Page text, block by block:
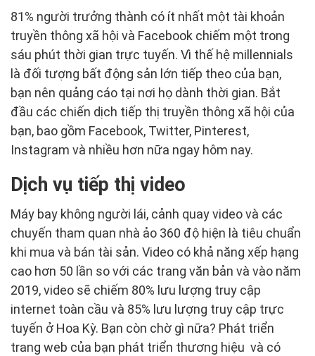
81% người trưởng thành có ít nhất một tài khoản
truyền thông xã hội và Facebook chiếm một trong
sáu phút thời gian trực tuyến. Vì thế hệ millennials
là đối tượng bất động sản lớn tiếp theo của bạn,
bạn nên quảng cáo tại nơi họ dành thời gian. Bắt
đầu các chiến dịch tiếp thị truyền thông xã hội của
bạn, bao gồm Facebook, Twitter, Pinterest,
Instagram và nhiều hơn nữa ngay hôm nay.
Dịch vụ tiếp thị video
Máy bay không người lái, cảnh quay video và các
chuyến tham quan nhà ảo 360 độ hiện là tiêu chuẩn
khi mua và bán tài sản. Video có khả năng xếp hạng
cao hơn 50 lần so với các trang văn bản và vào năm
2019, video sẽ chiếm 80% lưu lượng truy cập
internet toàn cầu và 85% lưu lượng truy cập trực
tuyến ở Hoa Kỳ. Bạn còn chờ gì nữa? Phát triển
trang web của bạn phát triển thương hiệu và có